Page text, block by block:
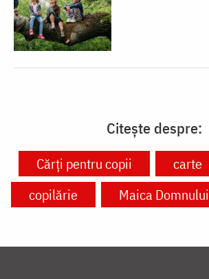
Citește despre:
Cărți pentru copii carte
copilărie
Maica Domnului